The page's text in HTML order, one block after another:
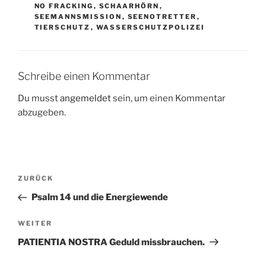
NO FRACKING , SCHAARHÖRN ,
SEEMANNSMISSION , SEENOTRETTER ,
TIERSCHUTZ , WASSERSCHUTZPOLIZEI
Schreibe einen Kommentar
Du musstangemeldetsein, um einen Kommentar
abzugeben.
Beitragsnavigation
Vorheriger
Beitrag
ZURÜCK
Psalm 14 und die Energiewende
Nächster
Beitrag
WEITER
PATIENTIA NOSTRA Geduld missbrauchen.